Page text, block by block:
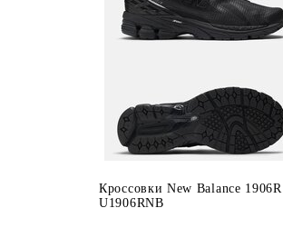
Кроссовки New Balance 1906R
U1906RNB